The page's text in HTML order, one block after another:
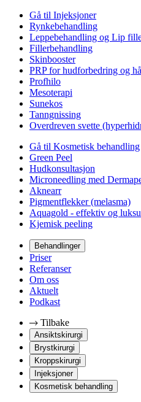
Gå til Injeksjoner
Rynkebehandling
Leppebehandling og Lip
Fillerbehandling
Skinbooster
PRP for hudforbedring og
Profhilo
Mesoterapi
Sunekos
Tanngnissing
Overdreven svette
Gå til Kosmetisk behandling
Green Peel
Hudkonsultasjon
Microneedling med
Aknearr
Pigmentflekker (melasma)
Aquagold - effektiv og
Kjemisk peeling
Behandlinger
Priser
Referanser
Om oss
Aktuelt
Podkast
Tilbake
Ansiktskirurgi
Brystkirurgi
Kroppskirurgi
Injeksjoner
Kosmetisk behandling